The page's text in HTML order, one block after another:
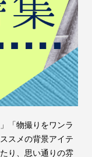
「物撮りをワンラ
スメの背景アイテ
り、思い通りの雰